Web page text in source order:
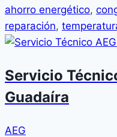
ahorro energético,
reparación,
Servicio
Guadaíra
AEG